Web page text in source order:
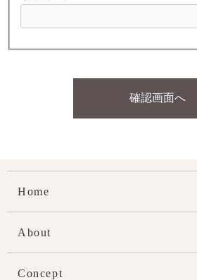
確認画面へ
Home
About
Concept